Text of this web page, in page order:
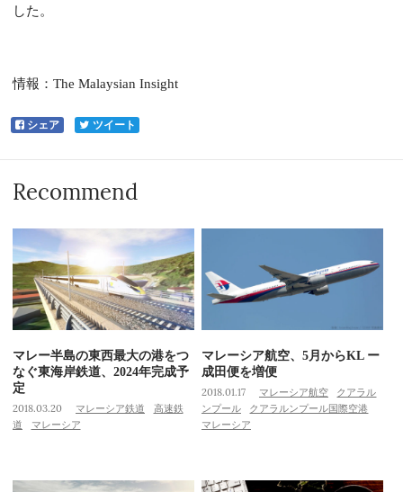
した。
情報：The Malaysian Insight
シェア ツイート
Recommend
マレー半島の東西最大の港をつ
なぐ東海岸鉄道、2024年完成予
定
2018.03.20 マレーシア鉄道
高速鉄
道
マレーシア
マレーシア航空、5月からKL ー
成田便を増便
2018.01.17 マレーシア航空
クアラル
ンプール
クアラルンプール国際空港
マレーシア